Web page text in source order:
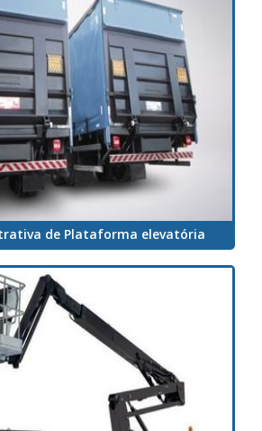
de Plataforma elevatória